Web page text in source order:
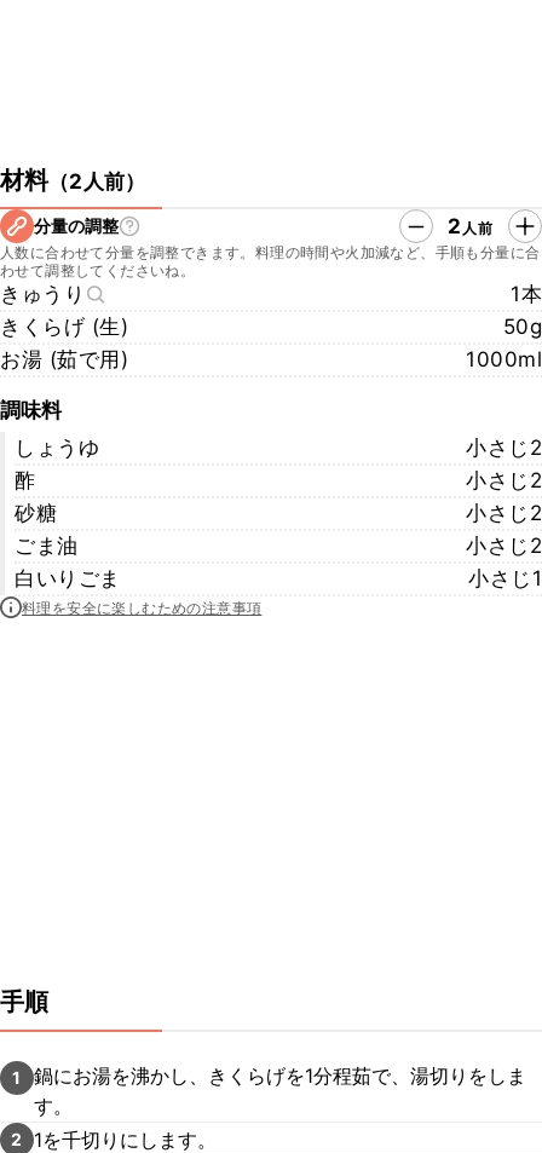
材料（2人前）
分量の調整 2 人前
人数に合わせて分量を調整できます。料理の時間や火加減など、手順も分量に合
わせて調整してくださいね。
きゅうり
1本
きくらげ (生)
50g
お湯 (茹で用)
1000ml
調味料
しょうゆ
小さじ2
酢
小さじ2
砂糖
小さじ2
ごま油
小さじ2
白いりごま
小さじ1
料理を安全に楽しむための注意事項
手順
1
鍋にお湯を沸かし、きくらげを1分程茹で、湯切りをしま
す。
2 1を千切りにします。